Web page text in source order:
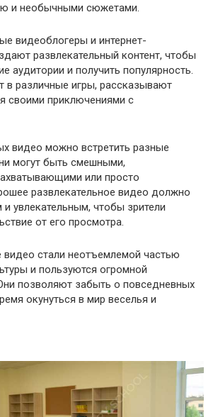
и необычными сюжетами.
видеоблогеры и интернет-
развлекательный контент, чтобы
аудитории и получить популярность.
в различные игры, рассказывают
своими приключениями с
видео можно встретить разные
могут быть смешными,
или просто
развлекательное видео должно
увлекательным, чтобы зрители
от его просмотра.
видео стали неотъемлемой частью
и пользуются огромной
позволяют забыть о повседневных
окунуться в мир веселья и